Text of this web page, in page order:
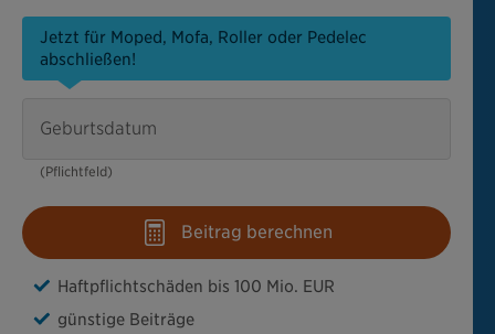
Jetzt für Moped, Mofa, Roller oder Pedelec
abschließen!
Geburtsdatum
(Pflichtfeld)
Beitrag berechnen
Haftpflichtschäden bis 100 Mio. EUR
günstige Beiträge